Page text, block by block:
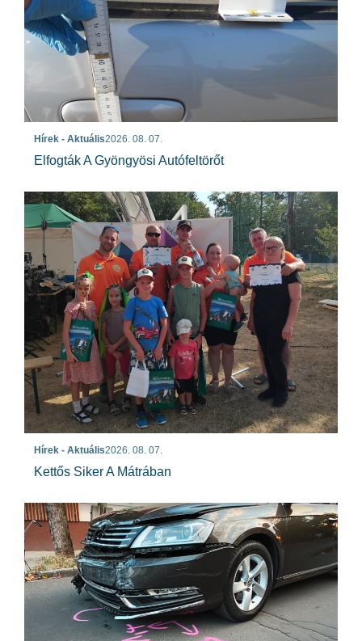
Hírek - Aktuális2026. 08. 07.
Elfogták A Gyöngyösi Autófeltörőt
Hírek - Aktuális2026. 08. 07.
Kettős Siker A Mátrában